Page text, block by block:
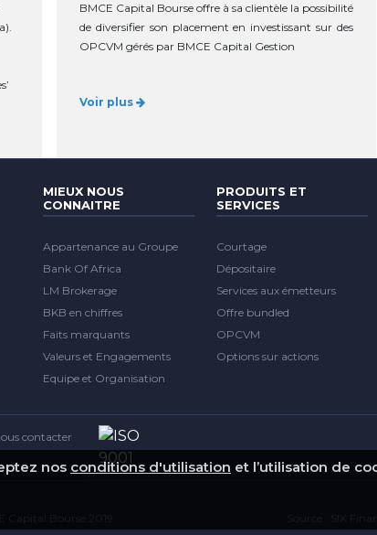
BMCE Capital Bourse offre à sa clientèle la possibilité
de diversifier son placement en investissant sur des
OPCVM gérés par BMCE Capital Gestion
Voir plus
nos conditions d'utilisation et l’utilisation de
MIEUX NOUS
CONNAITRE
Appartenance au Groupe
Bank Of Africa
LM Brokerage
BKB en chiffres
Faits marquants
Valeurs et Engagements
Equipe et Organisation
PRODUITS ET
SERVICES
Courtage
Dépositaire
Services aux émetteurs
Offre bundled
OPCVM
Options sur actions
contacter